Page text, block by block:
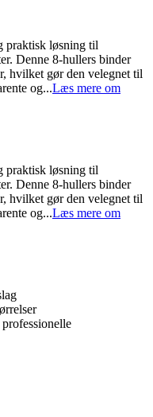
praktisk løsning til
Denne 8-hullers binder
hvilket gør den velegnet til
og...Læs mere om
praktisk løsning til
Denne 8-hullers binder
hvilket gør den velegnet til
og...Læs mere om